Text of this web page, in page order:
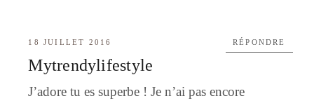
18 JUILLET 2016
Mytrendylifestyle
J’adore tu es superbe ! Je n’ai pas encore
RÉPONDRE